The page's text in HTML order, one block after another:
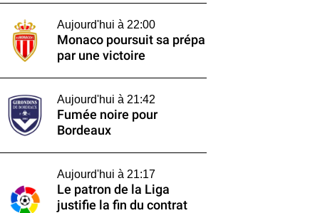
Aujourd'hui à 22:00
Monaco poursuit sa prépa
par une victoire
Aujourd'hui à 21:42
Fumée noire pour
Bordeaux
Aujourd'hui à 21:17
Le patron de la Liga
justifie la fin du contrat